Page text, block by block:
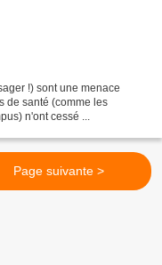
!) sont une menace
de santé (comme les
n'ont cessé ...
Page suivante >